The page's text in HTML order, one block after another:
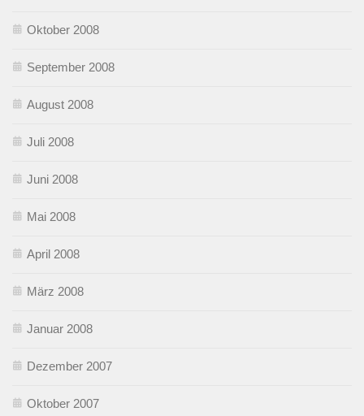
Oktober 2008
September 2008
August 2008
Juli 2008
Juni 2008
Mai 2008
April 2008
März 2008
Januar 2008
Dezember 2007
Oktober 2007